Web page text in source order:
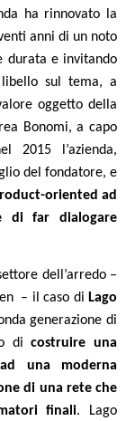
ha rinnovato la
anni di un noto
durata e invitando
sul tema, a
oggetto della
Bonomi, a capo
2015 l’azienda,
del fondatore, e
oriented ad
di far dialogare
dell’arredo –
– il caso di Lago
generazione di
dicostruire una
una moderna
di una rete che
finali. Lago